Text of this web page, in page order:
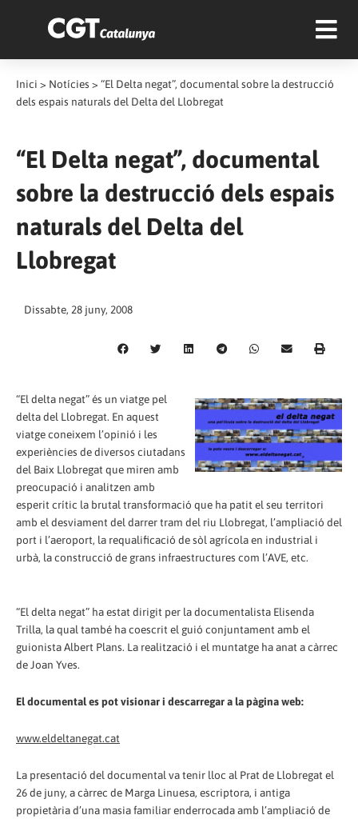
Inici > Notícies > “El Delta negat”, documental sobre la destrucció
dels espais naturals del Delta del Llobregat
“El Delta negat”, documental
sobre la destrucció dels espais
naturals del Delta del
Llobregat
Dissabte, 28 juny, 2008
“El delta negat” és un viatge pel
delta del Llobregat. En aquest
viatge coneixem l’opinió i les
experiències de diversos ciutadans
del Baix Llobregat que miren amb
preocupació i analitzen amb
esperit crític la brutal transformació que ha patit el seu territori
amb el desviament del darrer tram del riu Llobregat, l’ampliació del
port i l’aeroport, la requalificació de sòl agrícola en industrial i
urbà, la construcció de grans infraestructures com l’AVE, etc.
“El delta negat” ha estat dirigit per la documentalista Elisenda
Trilla, la qual també ha coescrit el guió conjuntament amb el
guionista Albert Plans. La realització i el muntatge ha anat a càrrec
de Joan Yves.
El documental es pot visionar i descarregar a la pàgina web:
www.eldeltanegat.cat
La presentació del documental va tenir lloc al Prat de Llobregat el
26 de juny, a càrrec de Marga Linuesa, escriptora, i antiga
propietària d’una masia familiar enderrocada amb l’ampliació de